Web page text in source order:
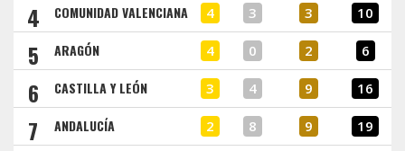
4 COMUNIDAD VALENCIANA 4 3 3 10
5 ARAGÓN 4 0 2 6
6 CASTILLA Y LEÓN 3 4 9 16
7 ANDALUCÍA 2 8 9 19